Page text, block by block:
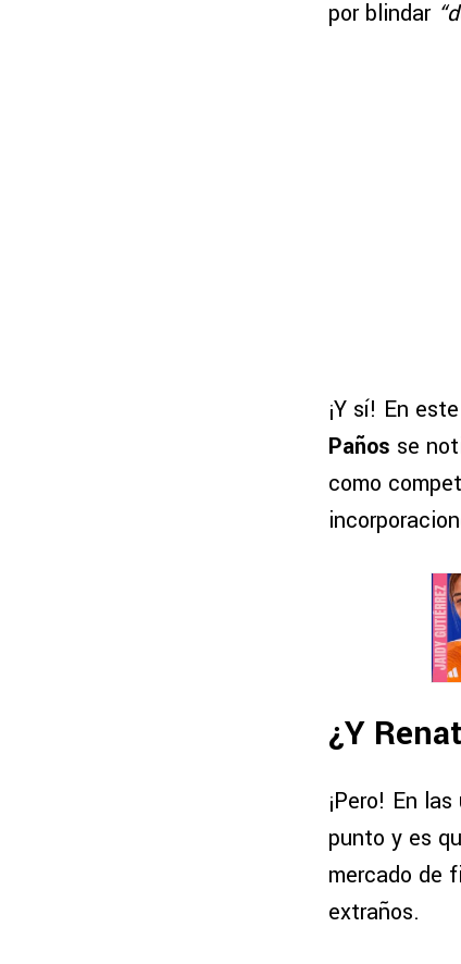
por blindar
¡Y sí! En
Paños se
como
¿Y
¡Pero! En
punto y es
mercado de
extraños.